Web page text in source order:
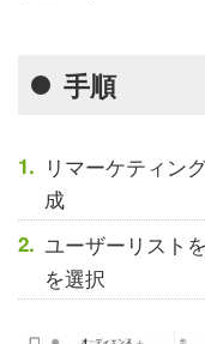
手順
リマーケティン
成
ユーザーリスト
を選択